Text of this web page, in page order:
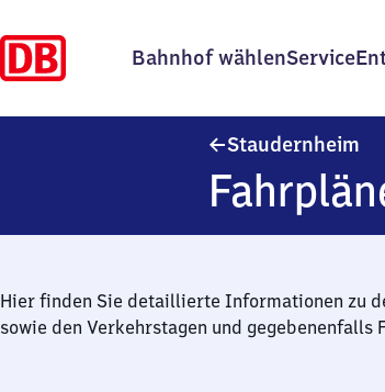
Bahnhof wählenService
Staudernheim
Hier finden Sie detaillierte Informationen zu
sowie den Verkehrstagen und gegebenenfalls